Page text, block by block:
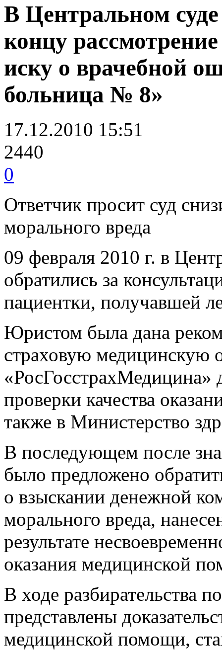
В Центральном
концу
иску о врачебной
больница № 8»
17.12.2010 15:51
2440
0
Ответчик просит суд
морального вреда
09 февраля 2010 г. в
обратились за
пациентки, получавшей
Юристом была дана
страховую медицинскую
«РосГосстрахМедицина»
проверки качества
также в Министерство
В последующем после
было предложено
о взыскании денежной
морального вреда,
результате
оказания медицинской
В ходе разбирательства
представлены
медицинской помощи,